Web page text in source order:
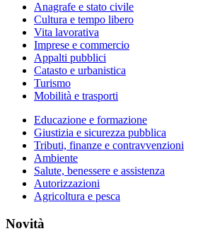
Anagrafe e stato civile
Cultura e tempo libero
Vita lavorativa
Imprese e commercio
Appalti pubblici
Catasto e urbanistica
Turismo
Mobilità e trasporti
Educazione e formazione
Giustizia e sicurezza pubblica
Tributi, finanze e contravvenzioni
Ambiente
Salute, benessere e assistenza
Autorizzazioni
Agricoltura e pesca
Novità